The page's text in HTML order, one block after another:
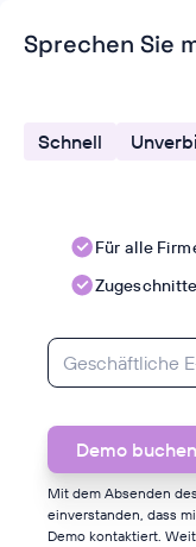
Sprechen Sie
Schnell
Für alle
Mit dem Absenden
einverstanden, dass
Demo kontaktiert.